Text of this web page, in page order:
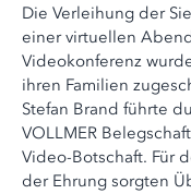
Die Verleihung der
einer virtuellen
Videokonferenz
ihren Familien
Stefan Brand führte
VOLLMER
Video-Botschaft. Für
der Ehrung sorgten